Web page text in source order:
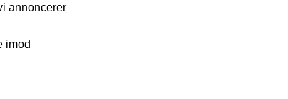
annoncerer
imod